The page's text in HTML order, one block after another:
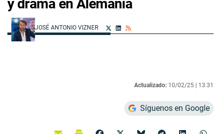
y drama en Alemania
JOSÉ ANTONIO VIZNER
Actualizado: 10/02/25 | 13:31
Síguenos en Google